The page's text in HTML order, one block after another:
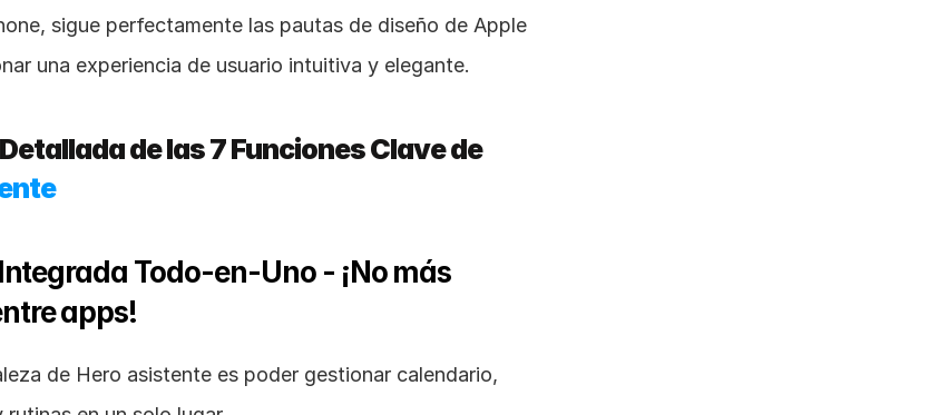
sigue perfectamente las pautas de diseño de Apple
una experiencia de usuario intuitiva y elegante.
🚀 Reseña Detallada de las 7 Funciones Clave de
Todo-en-Uno - ¡No más
apps!
de Hero asistente es poder gestionar calendario,